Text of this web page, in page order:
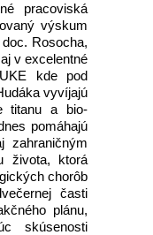
pracoviská
výskum
Rosocha,
v excelentné
kde pod
vyvíjajú
titanu a bio-
pomáhajú
zahraničným
života, ktorá
chorôb
časti
plánu,
skúsenosti